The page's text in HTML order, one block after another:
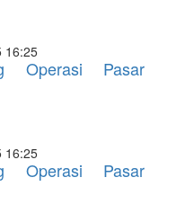
16:25
Operasi Pasar
16:25
Operasi Pasar